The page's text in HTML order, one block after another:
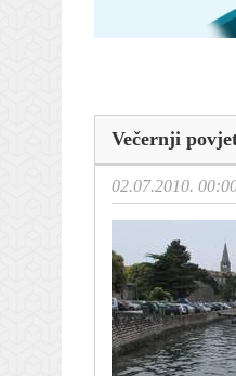
Večernji
02.07.2010.